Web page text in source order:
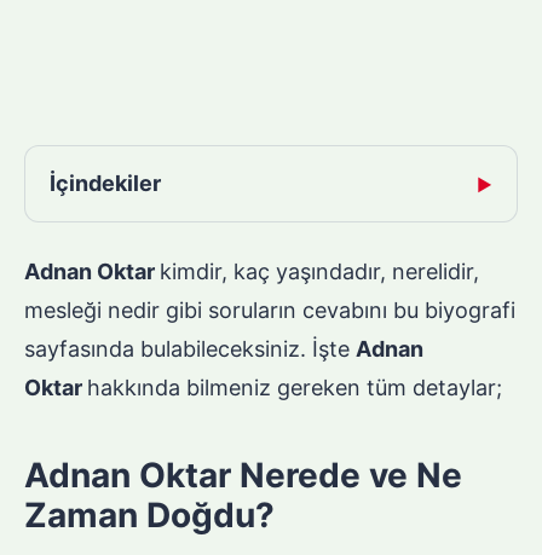
İçindekiler ▶
Adnan Oktar kimdir, kaç yaşındadır, nerelidir,
mesleği nedir gibi soruların cevabını bu biyografi
sayfasında bulabileceksiniz. İşte Adnan
Oktar hakkında bilmeniz gereken tüm detaylar;
Adnan Oktar Nerede ve Ne
Zaman Doğdu?